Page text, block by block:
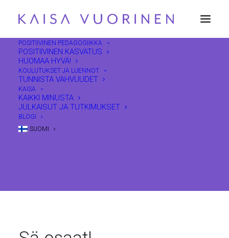
POSITIIVINEN PEDAGOGIIKKA
POSITIIVINEN KASVATUS
HUOMAA HYVÄ!
KOULUTUKSET JA LUENNOT
TUNNISTA VAHVUUDET
KAISA
KAIKKI MINUSTA
JULKAISUT JA TUTKIMUKSET
BLOGI
SUOMI
Sä osaat!
16.9.2017